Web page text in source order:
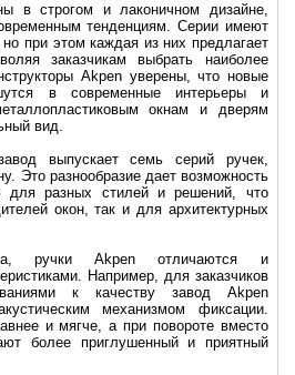
в строгом и лаконичном дизайне,
тенденциям. Серии имеют
при этом каждая из них предлагает
заказчикам выбрать наиболее
Akpen уверены, что новые
в современные интерьеры и
окнам и дверям
вид.
выпускает семь серий ручек,
Это разнообразие дает возможность
для разных стилей и решений, что
окон, так и для архитектурных
ручки Akpen отличаются и
Например, для заказчиков
к качеству завод Akpen
механизмом фиксации.
и мягче, а при повороте вместо
более приглушенный и приятный